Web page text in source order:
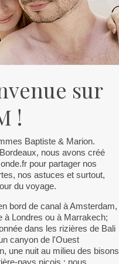
sur
!
Baptiste & Marion.
nous avons créé
pour partager nos
nos astuces et surtout,
du voyage.
bord de canal à Amsterdam,
à Londres ou à Marrakech;
dans les rizières de Bali
canyon de l'Ouest
une nuit au milieu des bisons
pays niçois : nous